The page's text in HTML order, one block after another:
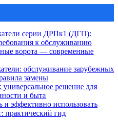
серии ДРПк1 (ДГП):
к обслуживанию
ворота — современные
обслуживание зарубежных
замены
решение для
и быта
и эффективно использовать
практический гид